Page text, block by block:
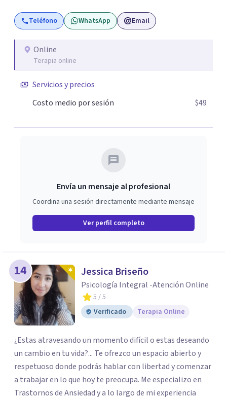
Teléfono WhatsApp Email
Online
Terapia online
Servicios y precios
Costo medio por sesión
$49
Envía un mensaje al profesional
Coordina una sesión directamente mediante mensaje
Ver perfil completo
14 Jessica Briseño
Psicología Integral -Atención Online
5 / 5
Verificado
Terapia Online
¿Estas atravesando un momento difícil o estas deseando
un cambio en tu vida?... Te ofrezco un espacio abierto y
respetuoso donde podrás hablar con libertad y comenzar
a trabajar en lo que hoy te preocupa. Me especializo en
Trastornos de Ansiedad y a lo largo de mi experiencia